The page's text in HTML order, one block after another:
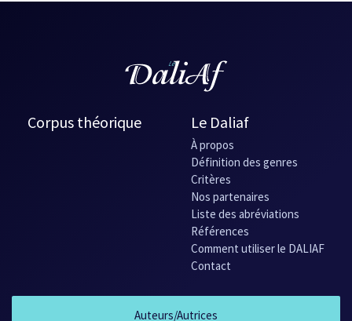
Corpus théorique Le Daliaf
À propos
Définition des genres
Critères
Nos partenaires
Liste des abréviations
Références
Comment utiliser le DALIAF
Contact
Auteurs/Autrices